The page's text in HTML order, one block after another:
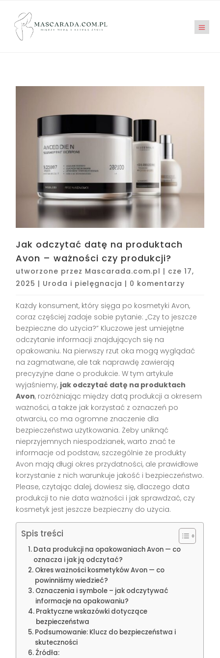
Jak odczytać datę na produktach
Avon – ważności czy produkcji?
utworzone przez Mascarada.com.pl | cze 17,
2025 | Uroda i pielęgnacja | 0 komentarzy
Każdy konsument, który sięga po kosmetyki Avon,
coraz częściej zadaje sobie pytanie: „Czy to jeszcze
bezpieczne do użycia?” Kluczowe jest umiejętne
odczytanie informacji znajdujących się na
opakowaniu. Na pierwszy rzut oka mogą wyglądać
na zagmatwane, ale tak naprawdę zawierają
precyzyjne dane o produkcie. W tym artykule
wyjaśniemy, jak odczytać datę na produktach
Avon, rozróżniając między datą produkcji a okresem
ważności, a także jak korzystać z oznaczeń po
otwarciu, co ma ogromne znaczenie dla
bezpieczeństwa użytkowania. Żeby uniknąć
nieprzyjemnych niespodzianek, warto znać te
informacje od podstaw, szczególnie że produkty
Avon mają długi okres przydatności, ale prawidłowe
korzystanie z nich warunkuje jakość i bezpieczeństwo.
Please, czytając dalej, dowiesz się, dlaczego data
produkcji to nie data ważności i jak sprawdzać, czy
kosmetyk jest jeszcze bezpieczny do użycia.
Spis treści
Data produkcji na opakowaniach Avon — co
oznacza i jak ją odczytać?
Okres ważności kosmetyków Avon — co
powinniśmy wiedzieć?
Oznaczenia i symbole – jak odczytywać
informacje na opakowaniu?
Praktyczne wskazówki dotyczące
bezpieczeństwa
Podsumowanie: Klucz do bezpieczeństwa i
skuteczności
Źródła: